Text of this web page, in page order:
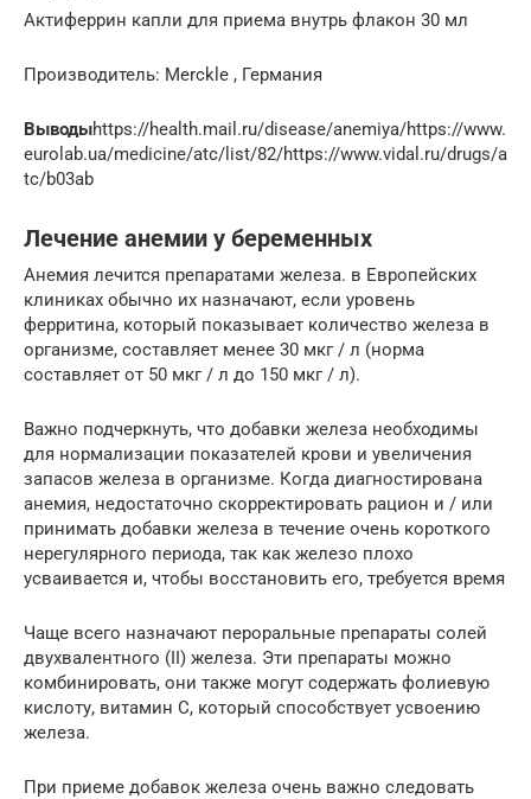
Актиферрин капли для приема внутрь флакон 30 мл
Производитель: Merckle , Германия
Выводыhttps://health.mail.ru/disease/anemiya/https://www.
eurolab.ua/medicine/atc/list/82/https://www.vidal.ru/drugs/a
tc/b03ab
Лечение анемии у беременных
Анемия лечится препаратами железа. в Европейских
клиниках обычно их назначают, если уровень
ферритина, который показывает количество железа в
организме, составляет менее 30 мкг / л (норма
составляет от 50 мкг / л до 150 мкг / л).
Важно подчеркнуть, что добавки железа необходимы
для нормализации показателей крови и увеличения
запасов железа в организме. Когда диагностирована
анемия, недостаточно скорректировать рацион и / или
принимать добавки железа в течение очень короткого
нерегулярного периода, так как железо плохо
усваивается и, чтобы восстановить его, требуется время
Чаще всего назначают пероральные препараты солей
двухвалентного (II) железа. Эти препараты можно
комбинировать, они также могут содержать фолиевую
кислоту, витамин С, который способствует усвоению
железа.
При приеме добавок железа очень важно следовать